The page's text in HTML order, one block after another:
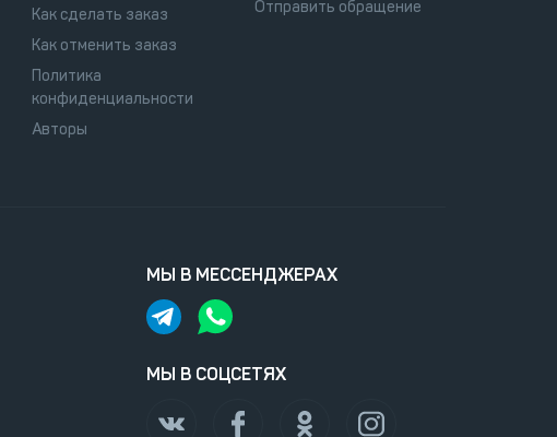
Как сделать заказ
Как отменить заказ
Политика
конфиденциальности
Авторы
Отправить обращение
МЫ В МЕССЕНДЖЕРАХ
МЫ В СОЦСЕТЯХ